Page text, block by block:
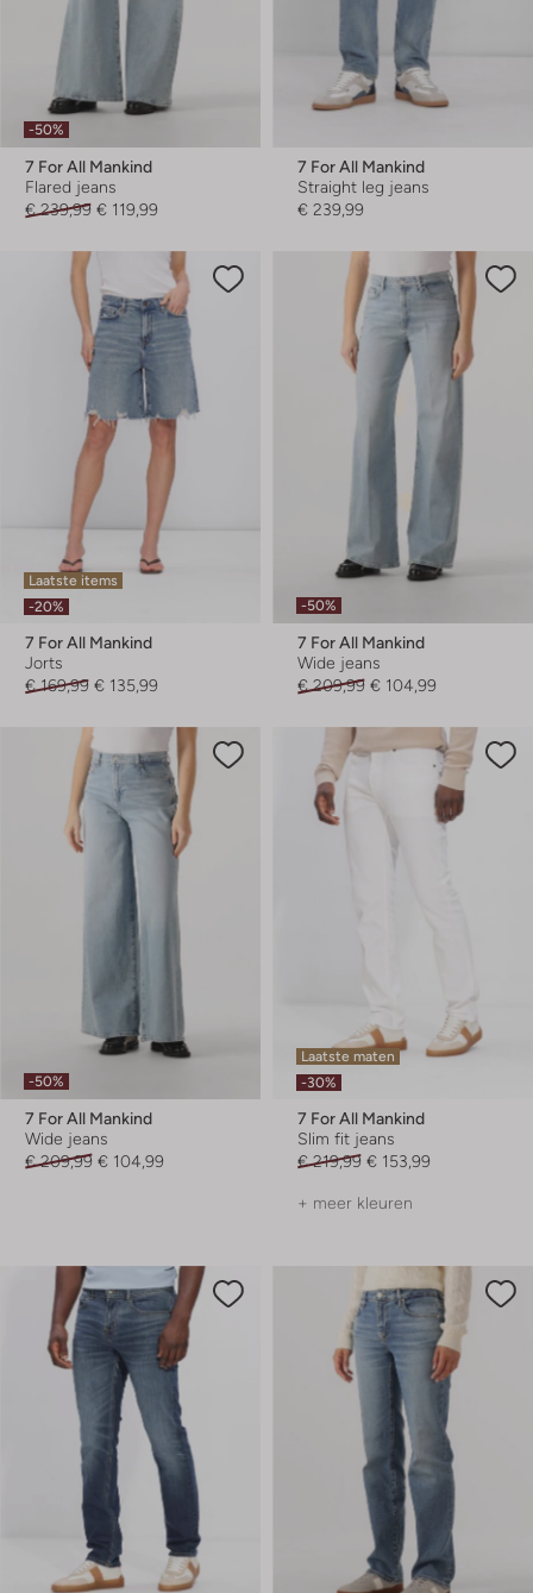
-50%
7 For All Mankind
Flared jeans
€ 239,99 € 119,99
7 For All Mankind
Straight leg jeans
€ 239,99
Laatste items
-20%
7 For All Mankind
Jorts
€ 169,99 € 135,99
-50%
7 For All Mankind
Wide jeans
€ 209,99 € 104,99
-50%
7 For All Mankind
Wide jeans
€ 209,99 € 104,99
Laatste maten
-30%
7 For All Mankind
Slim fit jeans
€ 219,99 € 153,99
+ meer kleuren